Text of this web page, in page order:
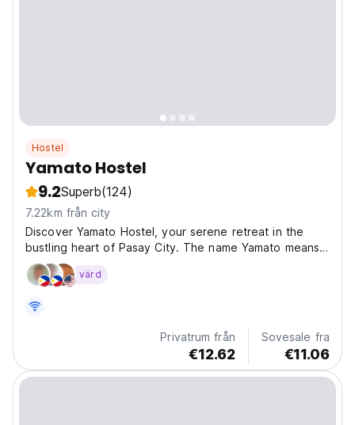
Hostel
Yamato Hostel
9.2Superb(124)
7.22km från city
Discover Yamato Hostel, your serene retreat in the
bustling heart of Pasay City. The name Yamato means
'great harmony' in Japanese, perfectly capturing the
tranquil and cozy experience we offer, just minutes
värd
Privatrum från
€12.62
Sovesale fra
€11.06